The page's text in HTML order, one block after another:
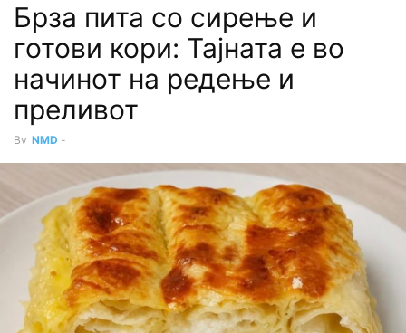
Брза пита со сирење и
готови кори: Тајната е во
начинот на редење и
преливот
By NMD -